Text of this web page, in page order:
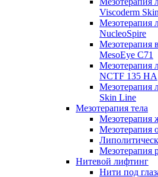
Viscoderm
Мезотерапия
NucleoSpire
Мезотерапия
MesoEye С71
Мезотерапия
NCTF 135 HA
Мезотерапия
Skin Line
Мезотерапия тела
Мезотерапия
Мезотерапия
Мезотерапия
Нитевой лифтинг
Нити под